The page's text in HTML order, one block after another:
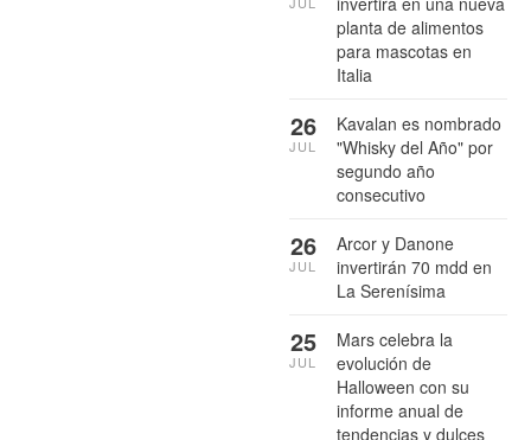
planta de alimentos
para mascotas en
Italia
Kavalan es nombrado
"Whisky del Año" por
segundo año
consecutivo
26
JUL
Arcor y Danone
invertirán 70 mdd en
La Serenísima
26
JUL
Mars celebra la
evolución de
Halloween con su
informe anual de
tendencias y dulces
25
JUL